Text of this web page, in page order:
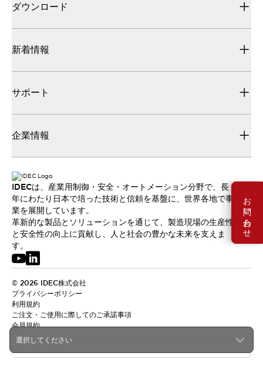
お問い合わせ
選択してください
ダウンロード
新着情報
サポート
企業情報
IDECは、産業用制御・安全・オートメーション分野で、長
年にわたり日本で培った技術と信頼を基盤に、世界各地で事
業を展開しています。
革新的な製品とソリューションを通じて、製造現場の生産性
と安全性の向上に貢献し、人と社会の豊かな未来を支えま
す。
© 2026 IDEC株式会社
プライバシーポリシー
利用規約
ご注文・ご使用に際してのご承諾事項
会員規約
日本